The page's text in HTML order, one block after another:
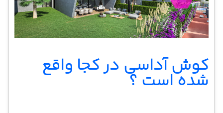
کوش آداسی در کجا واقع
شده است ؟